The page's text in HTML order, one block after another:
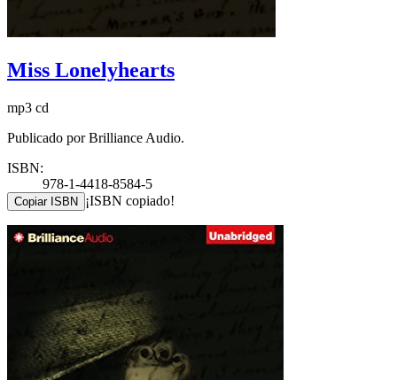
Miss Lonelyhearts
mp3 cd
Publicado por Brilliance Audio.
ISBN:
978-1-4418-8584-5
Copiar ISBN ¡ISBN copiado!